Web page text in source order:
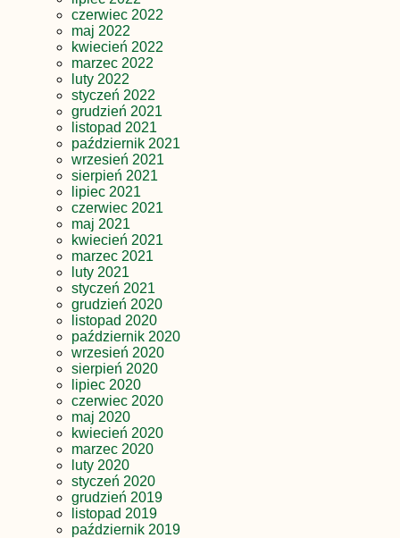
czerwiec 2022
maj 2022
kwiecień 2022
marzec 2022
luty 2022
styczeń 2022
grudzień 2021
listopad 2021
październik 2021
wrzesień 2021
sierpień 2021
lipiec 2021
czerwiec 2021
maj 2021
kwiecień 2021
marzec 2021
luty 2021
styczeń 2021
grudzień 2020
listopad 2020
październik 2020
wrzesień 2020
sierpień 2020
lipiec 2020
czerwiec 2020
maj 2020
kwiecień 2020
marzec 2020
luty 2020
styczeń 2020
grudzień 2019
listopad 2019
październik 2019